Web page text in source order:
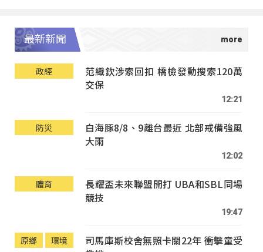
最新新聞
政經
范織欽涉索回扣 橋檢發動搜索120萬
交保
12:21
防災
白海豚8/8、9離台最近 北部戒備強風
大雨
12:02
體育
長耀盃未來聯盟開打 UBA和SBL同場
競技
19:47
原鄉 環境
司馬庫斯校舍無照卡關22年 衝擊童受